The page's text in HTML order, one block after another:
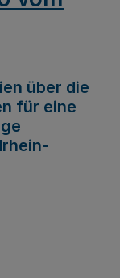
über die
für eine